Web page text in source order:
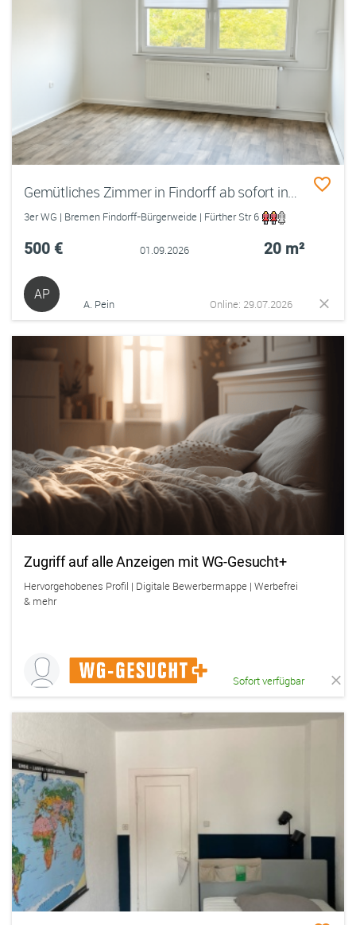
3er WG | Bremen Findorff-Bürgerweide | Fürther Str 6
500 € 01.09.2026 20 m²
AP
A. Pein Online: 29.07.2026
Zugriff auf alle Anzeigen mit WG-Gesucht+
Hervorgehobenes Profil | Digitale Bewerbermappe | Werbefrei
& mehr
Sofort verfügbar